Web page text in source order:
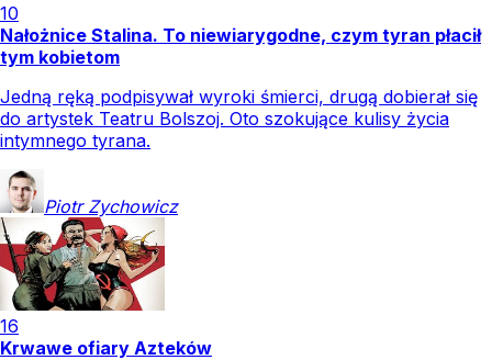
10
Nałożnice Stalina. To niewiarygodne, czym tyran płacił
tym kobietom
Jedną ręką podpisywał wyroki śmierci, drugą dobierał się
do artystek Teatru Bolszoj. Oto szokujące kulisy życia
intymnego tyrana.
Piotr Zychowicz
16
Krwawe ofiary Azteków